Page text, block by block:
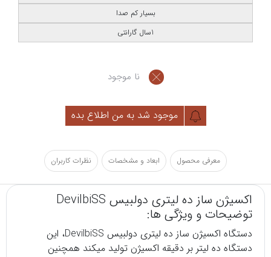
بسیار کم صدا
1سال گارانتی
نا موجود
موجود شد به من اطلاع بده
معرفی محصول ابعاد و مشخصات نظرات کاربران
اکسیژن ساز ده لیتری دولبیس DevilbiSS
توضیحات و ویژگی ها:
دستگاه اکسیژن ساز ده لیتری دولبیس DevilbiSS، این
دستگاه ده لیتر بر دقیقه اکسیژن تولید میکند همچنین